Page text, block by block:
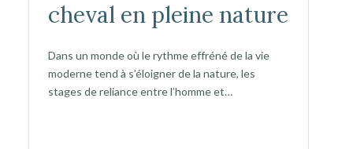
cheval en pleine nature
Dans un monde où le rythme effréné de la vie
moderne tend à s’éloigner de la nature, les
stages de reliance entre l’homme et…